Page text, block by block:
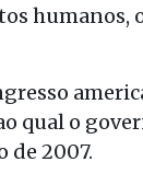
humanos,
qual o
de 2007.